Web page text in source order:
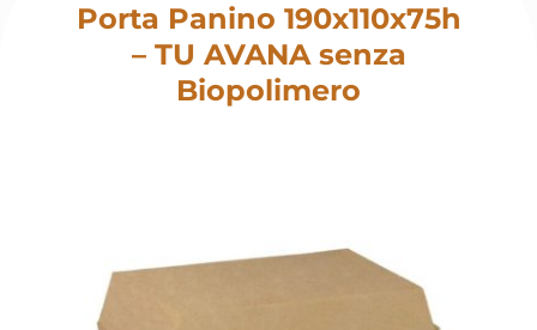
Porta Panino 190x110x75h
– TU AVANA senza
Biopolimero